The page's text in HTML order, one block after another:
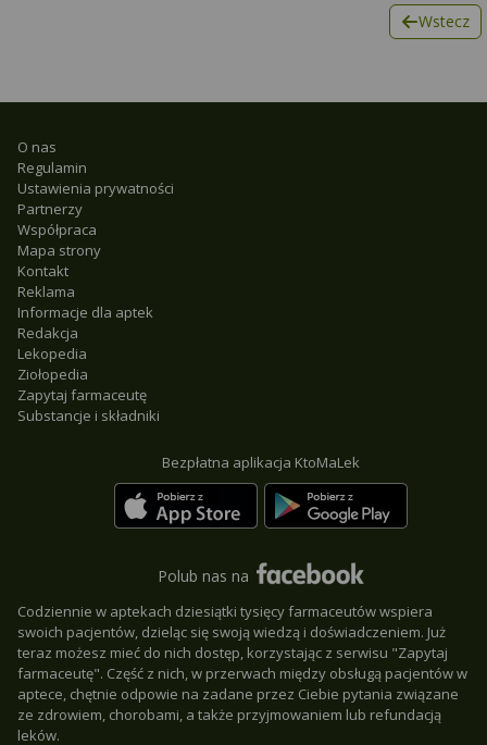
Wstecz
O nas
Regulamin
Ustawienia prywatności
Partnerzy
Współpraca
Mapa strony
Kontakt
Reklama
Informacje dla aptek
Redakcja
Lekopedia
Ziołopedia
Zapytaj farmaceutę
Substancje i składniki
Bezpłatna aplikacja KtoMaLek
Polub nas na
Codziennie w aptekach dziesiątki tysięcy farmaceutów wspiera
swoich pacjentów, dzieląc się swoją wiedzą i doświadczeniem. Już
teraz możesz mieć do nich dostęp, korzystając z serwisu "Zapytaj
farmaceutę". Część z nich, w przerwach między obsługą pacjentów w
aptece, chętnie odpowie na zadane przez Ciebie pytania związane
ze zdrowiem, chorobami, a także przyjmowaniem lub refundacją
leków.